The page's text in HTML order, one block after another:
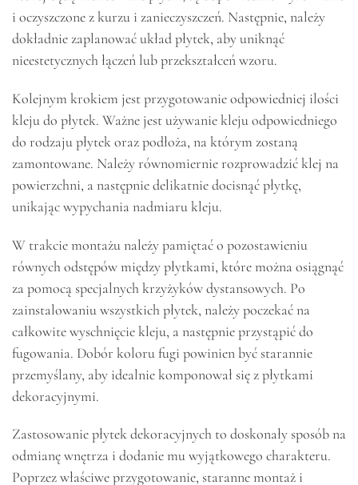
i oczyszczone z kurzu i zanieczyszczeń. Następnie, należy
dokładnie zaplanować układ płytek, aby uniknąć
nieestetycznych łączeń lub przekształceń wzoru.
Kolejnym krokiem jest przygotowanie odpowiedniej ilości
kleju do płytek. Ważne jest używanie kleju odpowiedniego
do rodzaju płytek oraz podłoża, na którym zostaną
zamontowane. Należy równomiernie rozprowadzić klej na
powierzchni, a następnie delikatnie docisnąć płytkę,
unikając wypychania nadmiaru kleju.
W trakcie montażu należy pamiętać o pozostawieniu
równych odstępów między płytkami, które można osiągnąć
za pomocą specjalnych krzyżyków dystansowych. Po
zainstalowaniu wszystkich płytek, należy poczekać na
całkowite wyschnięcie kleju, a następnie przystąpić do
fugowania. Dobór koloru fugi powinien być starannie
przemyślany, aby idealnie komponował się z płytkami
dekoracyjnymi.
Zastosowanie płytek dekoracyjnych to doskonały sposób na
odmianę wnętrza i dodanie mu wyjątkowego charakteru.
Poprzez właściwe przygotowanie, staranne montaż i